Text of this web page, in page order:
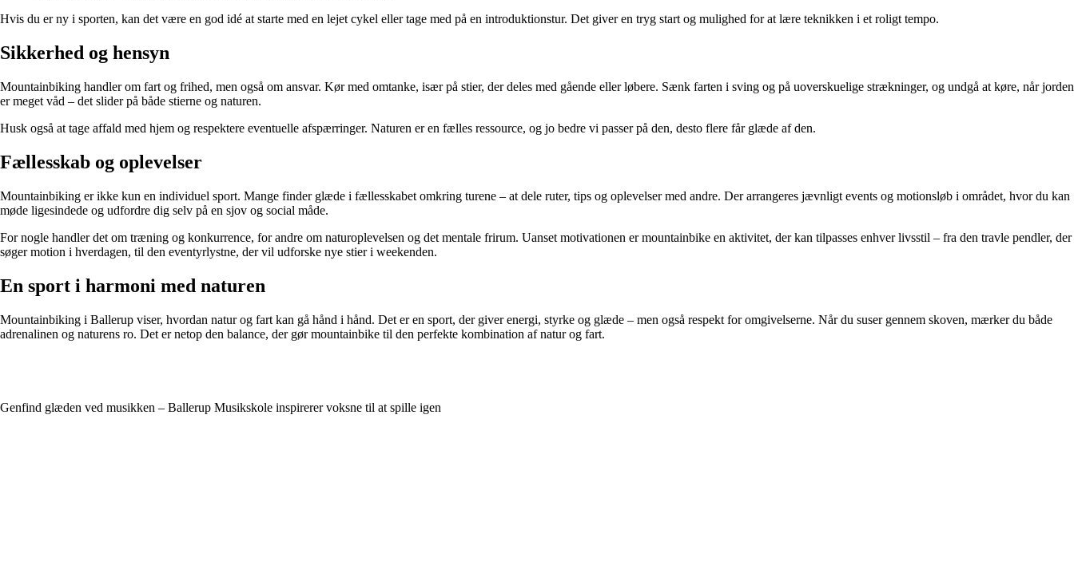
Hvis du er ny i sporten, kan det være en god idé at starte med en lejet cykel eller tage med på en introduktionstur. Det giver en tryg start og mulighed for at lære teknikken i et roligt tempo.
Sikkerhed og hensyn
Mountainbiking handler om fart og frihed, men også om ansvar. Kør med omtanke, især på stier, der deles med gående eller løbere. Sænk farten i sving og på uoverskuelige strækninger, og undgå at køre, når jorden
er meget våd – det slider på både stierne og naturen.
Husk også at tage affald med hjem og respektere eventuelle afspærringer. Naturen er en fælles ressource, og jo bedre vi passer på den, desto flere får glæde af den.
Fællesskab og oplevelser
Mountainbiking er ikke kun en individuel sport. Mange finder glæde i fællesskabet omkring turene – at dele ruter, tips og oplevelser med andre. Der arrangeres jævnligt events og motionsløb i området, hvor du kan
møde ligesindede og udfordre dig selv på en sjov og social måde.
For nogle handler det om træning og konkurrence, for andre om naturoplevelsen og det mentale frirum. Uanset motivationen er mountainbike en aktivitet, der kan tilpasses enhver livsstil – fra den travle pendler, der
søger motion i hverdagen, til den eventyrlystne, der vil udforske nye stier i weekenden.
En sport i harmoni med naturen
Mountainbiking i Ballerup viser, hvordan natur og fart kan gå hånd i hånd. Det er en sport, der giver energi, styrke og glæde – men også respekt for omgivelserne. Når du suser gennem skoven, mærker du både
adrenalinen og naturens ro. Det er netop den balance, der gør mountainbike til den perfekte kombination af natur og fart.
Genfind glæden ved musikken – Ballerup Musikskole inspirerer voksne til at spille igen